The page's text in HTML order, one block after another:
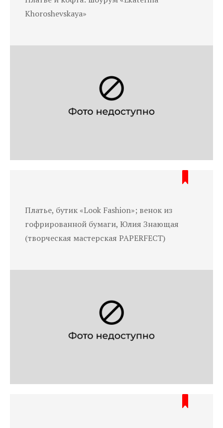
Khoroshevskaya»
Платье, бутик «Look Fashion»; венок из
гофрированной бумаги, Юлия Знающая
(творческая мастерская PAPERFECT)